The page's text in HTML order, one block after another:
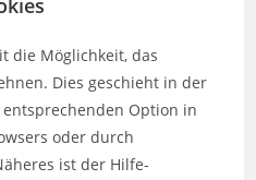
die Möglichkeit, das
Dies geschieht in der
Option in
oder durch
ist der Hilfe-